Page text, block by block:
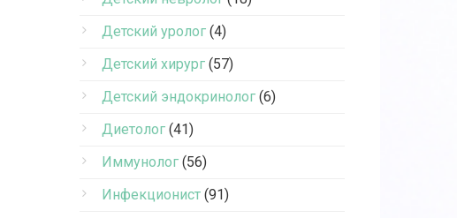
Детский уролог (4)
Детский хирург (57)
Детский эндокринолог (6)
Диетолог (41)
Иммунолог (56)
Инфекционист (91)